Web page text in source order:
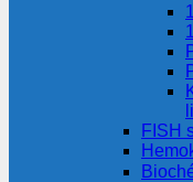
FISH